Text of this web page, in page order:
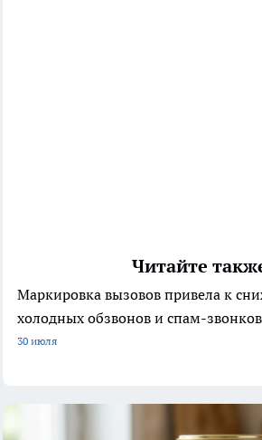
Читайте
Маркировка вызовов привела к
холодных обзвонов и спам-звонков
30 июля